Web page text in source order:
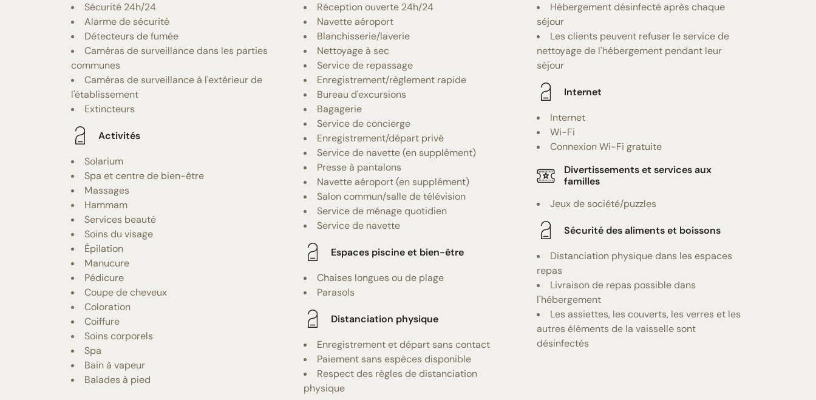
Sécurité 24h/24
Alarme de sécurité
Détecteurs de fumée
Caméras de surveillance dans les parties
communes
Caméras de surveillance à l'extérieur de
l'établissement
Extincteurs
Activités
Solarium
Spa et centre de bien-être
Massages
Hammam
Services beauté
Soins du visage
Épilation
Manucure
Pédicure
Coupe de cheveux
Coloration
Coiffure
Soins corporels
Spa
Bain à vapeur
Balades à pied
Réception ouverte 24h/24
Navette aéroport
Blanchisserie/laverie
Nettoyage à sec
Service de repassage
Enregistrement/règlement rapide
Bureau d'excursions
Bagagerie
Service de concierge
Enregistrement/départ privé
Service de navette (en supplément)
Presse à pantalons
Navette aéroport (en supplément)
Salon commun/salle de télévision
Service de ménage quotidien
Service de navette
Espaces piscine et bien-être
Chaises longues ou de plage
Parasols
Distanciation physique
Enregistrement et départ sans contact
Paiement sans espèces disponible
Respect des règles de distanciation
physique
Hébergement désinfecté après chaque
séjour
Les clients peuvent refuser le service de
nettoyage de l'hébergement pendant leur
séjour
Internet
Internet
Wi-Fi
Connexion Wi-Fi gratuite
Divertissements et services aux
familles
Jeux de société/puzzles
Sécurité des aliments et boissons
Distanciation physique dans les espaces
repas
Livraison de repas possible dans
l'hébergement
Les assiettes, les couverts, les verres et les
autres éléments de la vaisselle sont
désinfectés